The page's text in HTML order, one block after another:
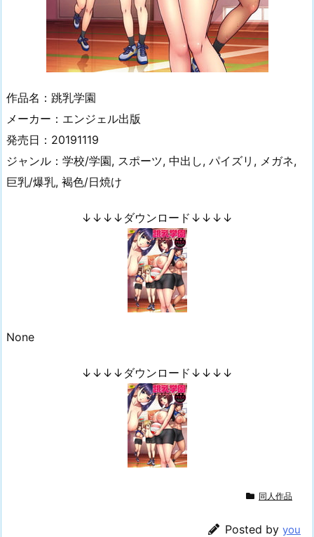
作品名：跳乳学園
メーカー：エンジェル出版
発売日：20191119
ジャンル：学校/学園, スポーツ, 中出し, パイズリ, メガネ,
巨乳/爆乳, 褐色/日焼け
↓↓↓↓ダウンロード↓↓↓↓
None
↓↓↓↓ダウンロード↓↓↓↓
同人作品
Posted by you